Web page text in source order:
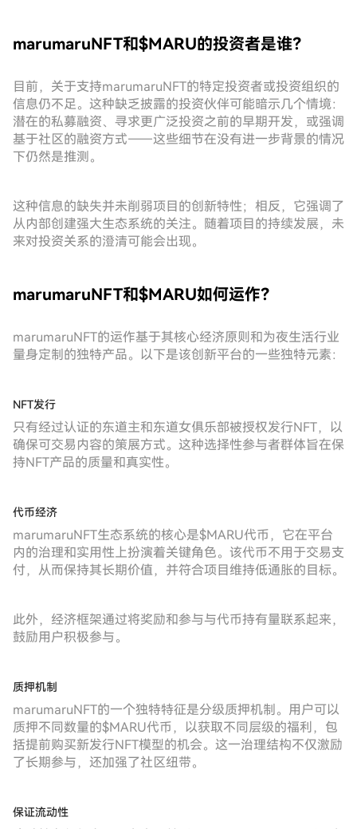
marumaruNFT和$MARU的投资者是谁？
目前，关于支持marumaruNFT的特定投资者或投资组织的
信息仍不足。这种缺乏披露的投资伙伴可能暗示几个情境：
潜在的私募融资、寻求更广泛投资之前的早期开发，或强调
基于社区的融资方式——这些细节在没有进一步背景的情况
下仍然是推测。
这种信息的缺失并未削弱项目的创新特性；相反，它强调了
从内部创建强大生态系统的关注。随着项目的持续发展，未
来对投资关系的澄清可能会出现。
marumaruNFT和$MARU如何运作？
marumaruNFT的运作基于其核心经济原则和为夜生活行业
量身定制的独特产品。以下是该创新平台的一些独特元素：
NFT发行
只有经过认证的东道主和东道女俱乐部被授权发行NFT，以
确保可交易内容的策展方式。这种选择性参与者群体旨在保
持NFT产品的质量和真实性。
代币经济
marumaruNFT生态系统的核心是$MARU代币，它在平台
内的治理和实用性上扮演着关键角色。该代币不用于交易支
付，从而保持其长期价值，并符合项目维持低通胀的目标。
此外，经济框架通过将奖励和参与与代币持有量联系起来，
鼓励用户积极参与。
质押机制
marumaruNFT的一个独特特征是分级质押机制。用户可以
质押不同数量的$MARU代币，以获取不同层级的福利，包
括提前购买新发行NFT模型的机会。这一治理结构不仅激励
了长期参与，还加强了社区纽带。
保证流动性